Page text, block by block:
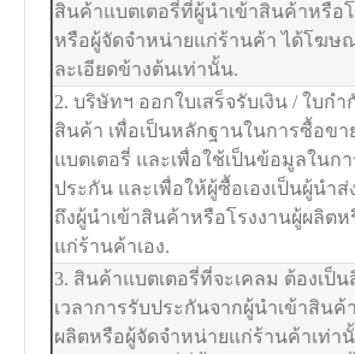
สินค้าแบตเตอรี่ที่ผู้นำเข้าสินค้าหรือ
หรือผู้จัดจำหน่ายแก่ร้านค้า ได้โฆษ
ละเอียดข้างต้นเท่านั้น.
2. บริษัทฯ ออกใบเสร็จรับเงิน / ใบก
สินค้า เพื่อเป็นหลักฐานในการซื้อขา
แบตเตอรี่ และเพื่อใช้เป็นข้อมูลในก
ประกัน และเพื่อให้ผู้ซื้อเองเป็นผู้นำ
ถึงผู้นำเข้าสินค้าหรือโรงงานผู้ผลิต
แก่ร้านค้าเอง.
3. สินค้าแบตเตอรี่ที่จะเคลม ต้องเป็
เวลาการรับประกันจากผู้นำเข้าสินค้
ผลิตหรือผู้จัดจำหน่ายแก่ร้านค้าเท่า